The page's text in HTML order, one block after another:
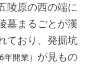
陵原の西の端に
墓まるごとが漢
ており、発掘坑
年開業） が見もの